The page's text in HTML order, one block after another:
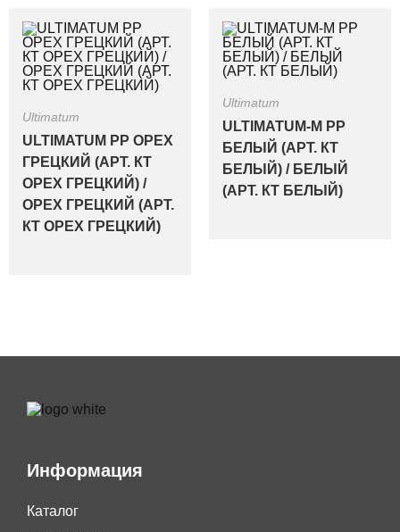
Ultimatum
ULTIMATUM PP ОРЕХ
ГРЕЦКИЙ (АРТ. КТ
ОРЕХ ГРЕЦКИЙ) /
ОРЕХ ГРЕЦКИЙ (АРТ.
КТ ОРЕХ ГРЕЦКИЙ)
Ultimatum
ULTIMATUM-M PP
БЕЛЫЙ (АРТ. КТ
БЕЛЫЙ) / БЕЛЫЙ
(АРТ. КТ БЕЛЫЙ)
Информация
Каталог